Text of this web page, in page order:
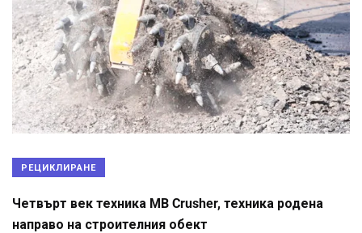
РЕЦИКЛИРАНЕ
Четвърт век техника MB Crusher, техника родена
направо на строителния обект